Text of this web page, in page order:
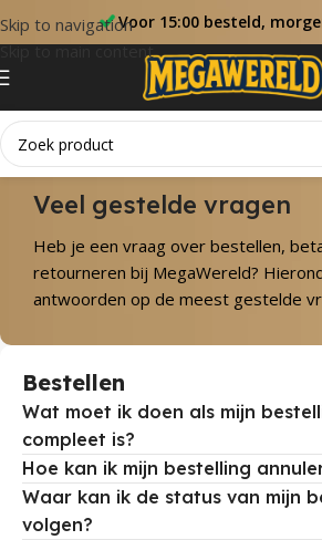
Skip to navigation
Skip to main content
Voor 15:00 besteld,
Veel gestelde vragen
Heb je een vraag over bestellen,
retourneren bij MegaWereld?
antwoorden op de meest gestelde
Bestellen
Wat moet ik doen als mijn
compleet is?
Hoe kan ik mijn bestelling
Waar kan ik de status van mijn
volgen?